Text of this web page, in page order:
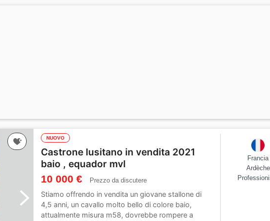
NUOVO
Castrone lusitano in vendita 2021
baio , equador mvl
10 000 € Prezzo da discutere
Stiamo offrendo in vendita un giovane stallone di
4,5 anni, un cavallo molto bello di colore baio,
attualmente misura m58, dovrebbe rompere a
Francia
Ardèche